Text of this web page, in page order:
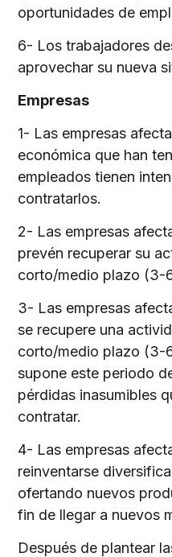
oportunidades de
6- Los trabajadores
aprovechar su nueva
Empresas
1- Las empresas
económica que han
empleados tienen
contratarlos.
2- Las empresas
prevén recuperar su
corto/medio plazo (3-
3- Las empresas
se recupere una
corto/medio plazo (3-
supone este periodo
pérdidas inasumibles
contratar.
4- Las empresas
reinventarse
ofertando nuevos
fin de llegar a nuevos
Después de plantear